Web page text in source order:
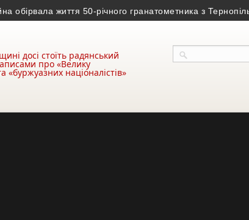
життя 50-річного гранатометника з
досі стоїть радянський
про «Велику
«буржуазних націоналістів»